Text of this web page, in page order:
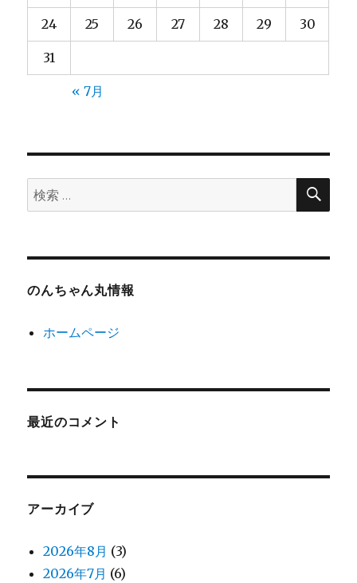
24 25 26 27 28 29 30
31
« 7月
検
索:
検
のんちゃん丸情報
ホームページ
最近のコメント
アーカイブ
2026年8月 (3)
2026年7月 (6)